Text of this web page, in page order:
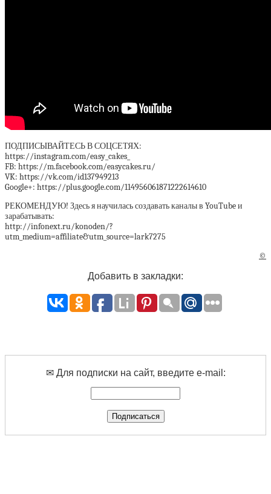
ПОДПИСЫВАЙТЕСЬ В СОЦСЕТЯХ:
https://instagram.com/easy_cakes_
FB: https://m.facebook.com/easycakes.ru/
VK: https://vk.com/id137949213
Google+: https://plus.google.com/114956061871222614610
РЕКОМЕНДУЮ! Здесь я научилась создавать каналы в YouTube и
зарабатывать:
http://infonext.ru/konoden/?
utm_medium=affiliate&utm_source=lark7275
©
Добавить в закладки:
✉ Для подписки на сайт, введите e-mail: